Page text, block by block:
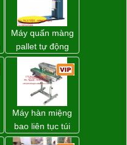
Máy quấn màng
pallet tự động
WP-55 chính
hãng Wellpack
giá tốt
Máy hàn miệng
bao liên tục túi
nằm nghiêng.